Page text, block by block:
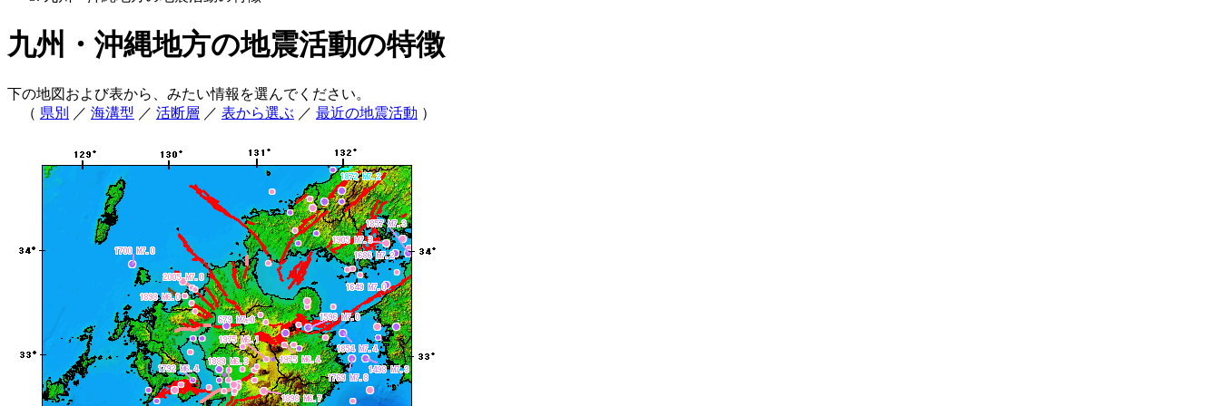
九州・沖縄地方の地震活動の特徴
下の地図および表から、みたい情報を選んでください。
（ 県別 ／ 海溝型 ／ 活断層 ／ 表から選ぶ ／ 最近の地震活動 ）